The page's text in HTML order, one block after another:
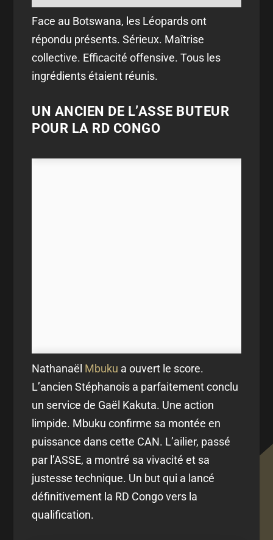
Face au Botswana, les Léopards ont
répondu présents. Sérieux. Maîtrise
collective. Efficacité offensive. Tous les
ingrédients étaient réunis.
UN ANCIEN DE L’ASSE BUTEUR
POUR LA RD CONGO
Nathanaël Mbuku a ouvert le score.
L’ancien Stéphanois a parfaitement conclu
un service de Gaël Kakuta. Une action
limpide. Mbuku confirme sa montée en
puissance dans cette CAN. L’ailier, passé
par l’ASSE, a montré sa vivacité et sa
justesse technique. Un but qui a lancé
définitivement la RD Congo vers la
qualification.